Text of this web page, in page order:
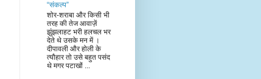
“संकल्प”
शोर-शराबा और किसी भी
तरह की तेज आवाज़ें
झुंझलाहट भरी हलचल भर
देते थे उसके मन में ।
दीपावली और होली के
त्यौहार तो उसे बहुत पसंद
थे मगर पटाखों ...